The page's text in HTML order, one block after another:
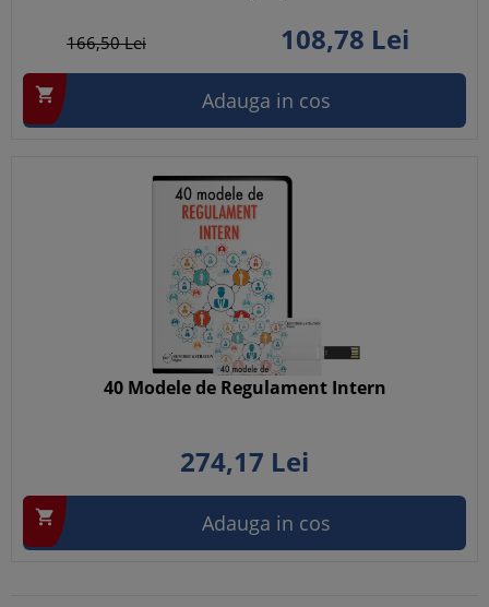
166,50Lei 108,78 Lei
 Adauga in cos
40 Modele de Regulament Intern
274,17 Lei
 Adauga in cos